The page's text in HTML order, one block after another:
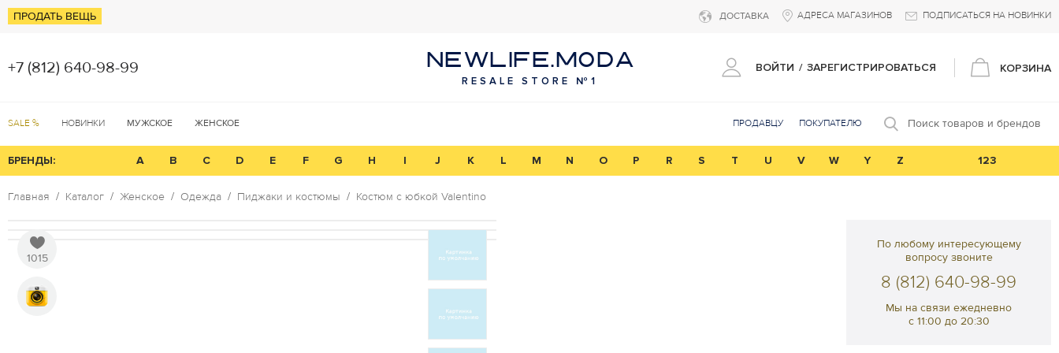
ПРОДАТЬ ВЕЩЬ ДОСТАВКА АДРЕСА МАГАЗИНОВ ПОДПИСАТЬСЯ НА НОВИНКИ
+7 (812) 640-98-99 NEWLIFE.MODA
RESALE STORE №1
ВОЙТИ / ЗАРЕГИСТРИРОВАТЬСЯ КОРЗИНА
SALE % НОВИНКИ МУЖСКОЕ ЖЕНСКОЕ ПРОДАВЦУ ПОКУПАТЕЛЮ Поиск товаров и брендов
БРЕНДЫ: A B C D E F G H I J K L M N O P R S T U V W Y Z 123
Главная Каталог Женское Одежда Пиджаки и костюмы Костюм с юбкой Valentino
1015
По любому интересующему
вопросу звоните
8 (812) 640-98-99
Мы на связи ежедневно
с 11:00 до 20:30